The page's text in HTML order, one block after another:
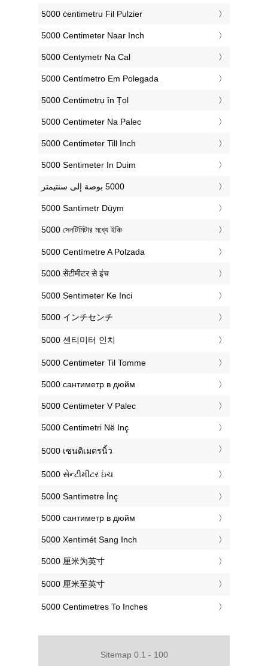
‎5000 ċentimetru Fil Pulzier
‎5000 Centimeter Naar Inch
‎5000 Centymetr Na Cal
‎5000 Centímetro Em Polegada
‎5000 Centimetru în Țol
‎5000 Centimeter Na Palec
‎5000 Centimeter Till Inch
‎5000 Sentimeter In Duim
‎5000 Santimetr Düym
‎5000 সেনটিমিটার মধ্যে ইঞ্চি
‎5000 Centímetre A Polzada
‎5000 सेंटीमीटर से इंच
‎5000 Sentimeter Ke Inci
‎5000 インチセンチ
‎5000 센티미터 인치
‎5000 Centimeter Til Tomme
‎5000 сантиметр в дюйм
‎5000 Centimeter V Palec
‎5000 Centimetri Në Inç
‎5000 เซนติเมตรนิ้ว
‎5000 સેન્ટીમીટર ઇંચ
‎5000 Santimetre İnç
‎5000 сантиметр в дюйм
‎5000 Xentimét Sang Inch
‎5000 厘米为英寸
‎5000 厘米至英寸
‎5000 Centimetres To Inches
Sitemap 0.1 - 100